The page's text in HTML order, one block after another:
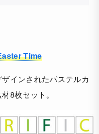
Time
インされたパステルカ
8枚セット。